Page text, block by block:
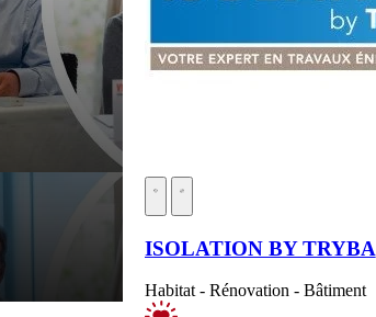
ISOLATION BY TRYBA
Habitat - Rénovation - Bâtiment